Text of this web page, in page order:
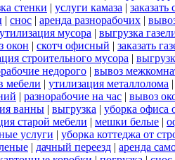
стенки | услуги камаза |
| снос | аренда разнорабочих |
утилизация мусора | выгрузка
окон | скотч офисный | заказать
строительного мусора |
недорого | вывоз
мебели | утилизация металлолома
| разнорабочие на час | вывоз
ванны | выгрузка | уборка офиса
старой мебели | мешки белые |
услуги | уборка коттеджа от
| дачный переезд | аренда